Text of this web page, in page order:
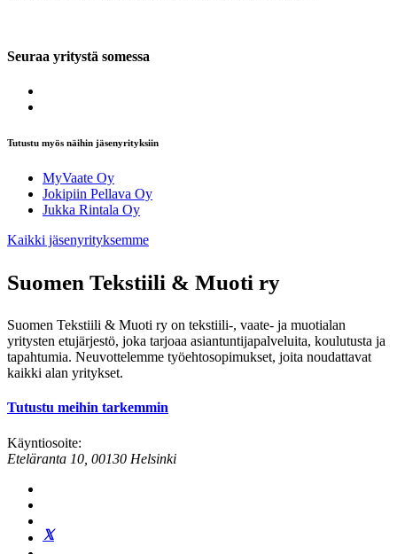
Seuraa yritystä somessa
Tutustu myös näihin jäsenyrityksiin
MyVaate Oy
Jokipiin Pellava Oy
Jukka Rintala Oy
Kaikki jäsenyrityksemme
Suomen Tekstiili & Muoti ry
Suomen Tekstiili & Muoti ry on tekstiili-, vaate- ja muotialan
yritysten etujärjestö, joka tarjoaa asiantuntijapalveluita, koulutusta ja
tapahtumia. Neuvottelemme työehtosopimukset, joita noudattavat
kaikki alan yritykset.
Tutustu meihin tarkemmin
Käyntiosoite:
Eteläranta 10, 00130 Helsinki